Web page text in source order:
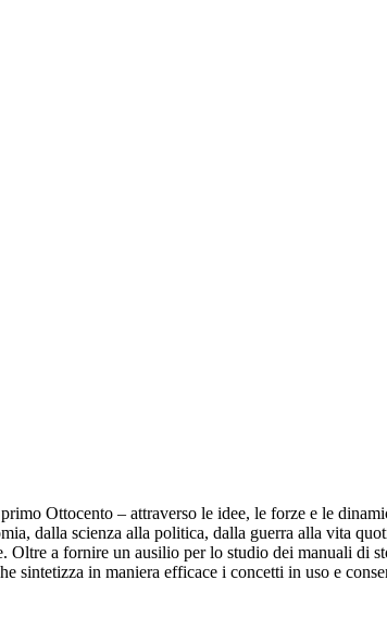
Ottocento – attraverso le idee, le forze e le
dalla scienza alla politica, dalla guerra alla vita
Oltre a fornire un ausilio per lo studio dei manuali di
sintetizza in maniera efficace i concetti in uso e